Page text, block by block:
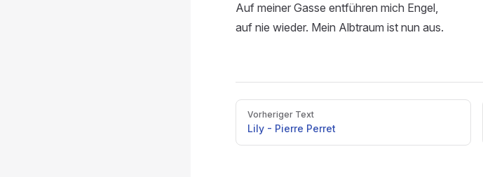
Auf meiner Gasse entführen mich Engel,
auf nie wieder. Mein Albtraum ist nun aus.
Pager
Vorheriger Text
Lily - Pierre Perret